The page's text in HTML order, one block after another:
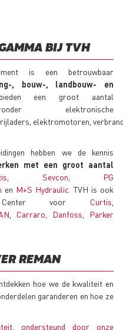
BIJ TVH
is een betrouwbaar
, bouw-, landbouw- en
een groot aantal
elektronische
elektromotoren,
hebben we de kennis
met een groot aantal
Sevcon
PG
en M+S Hydraulic . TVH is ook
voor Curtis
Carraro Danfoss
Parker
REMAN
hoe we de kwaliteit en
garanderen en hoe ze
ondersteund door onze